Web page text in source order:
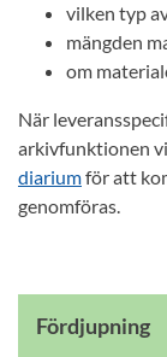
vilken typ
mängden
om
När
arkivfunktionen
diariumför att
genomföras.
Fördjupning